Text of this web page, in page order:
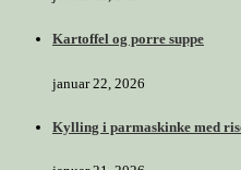
Kartoffel og porre suppe
januar 22, 2026
Kylling i parmaskinke med